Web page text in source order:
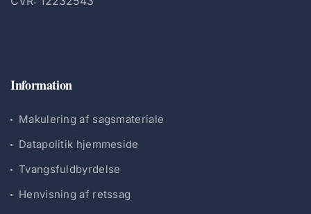
Information
Makulering af sagsmateriale
Datapolitik hjemmeside
Tvangsfuldbyrdelse
Henvisning af retssag